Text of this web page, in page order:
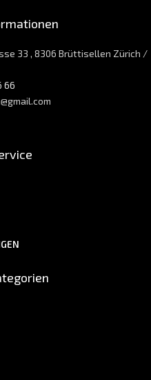
33 , 8306 Brüttisellen Zürich /
66